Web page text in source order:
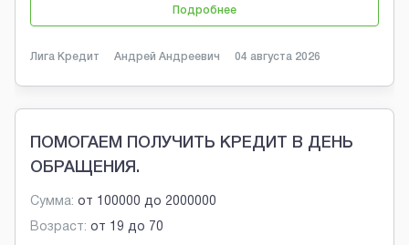
Подробнее
Лига Кредит Андрей Андреевич 04 августа 2026
ПОМОГАЕМ ПОЛУЧИТЬ КРЕДИТ В ДЕНЬ
ОБРАЩЕНИЯ.
Сумма: от 100000 до 2000000
Возраст: от 19 до 70